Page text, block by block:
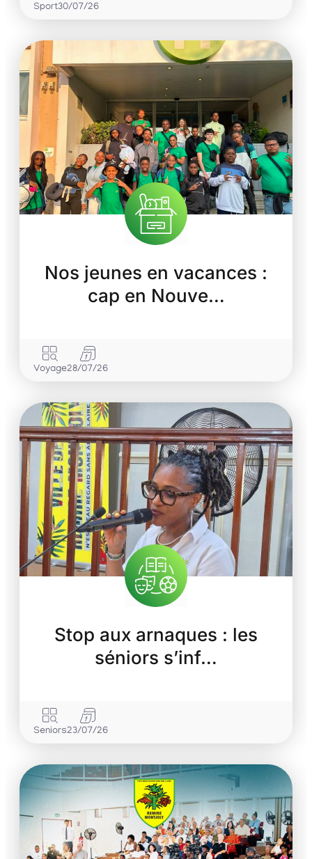
Sport30/07/26
Nos jeunes en vacances :
cap en Nouve…
Voyage28/07/26
Stop aux arnaques : les
séniors s’inf…
Seniors23/07/26